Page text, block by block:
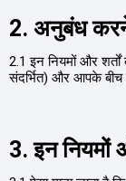
2. अनुबंध करने
2.1 इन नियमों और शर्तों
संदर्भित) और आपके बीच
3. इन नियमों